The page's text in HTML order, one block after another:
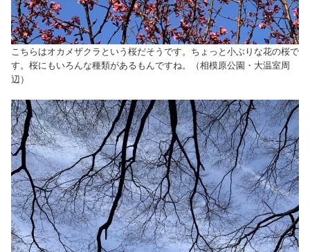
こちらはオカメザクラという桜だそうです。ちょっと小ぶりな花の桜で
す。桜にもいろんな種類があるもんですね。（相模原公園・大温室周
辺）